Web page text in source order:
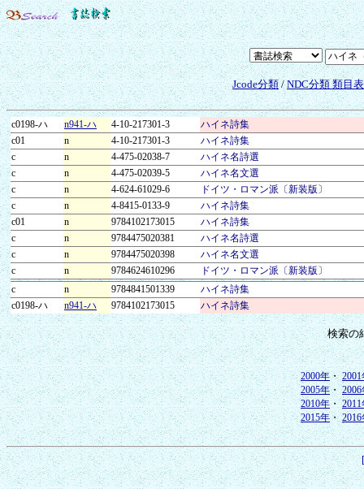
Jcode分類/NDC分類 類目
c0198-ハ n941-ハ 4-10-217301-3
ハイネ詩集
c01
n 4-10-217301-3
ハイネ詩集
c
n 4-475-02038-7
ハイネ名詩選
c
n 4-475-02039-5
ハイネ名文選
c
n 4-624-61029-6
ドイツ・ロマン派〔新装版〕
c
n 4-8415-0133-9
ハイネ詩集
c01
n 9784102173015
ハイネ詩集
c
n 9784475020381
ハイネ名詩選
c
n 9784475020398
ハイネ名文選
c
n 9784624610296
ドイツ・ロマン派〔新装版〕
c
n 9784841501339
ハイネ詩集
c0198-ハ
n941-ハ 9784102173015 ハイネ詩集
検索の
2000年・2001
2005年・2006
2010年・2011
2015年・2016